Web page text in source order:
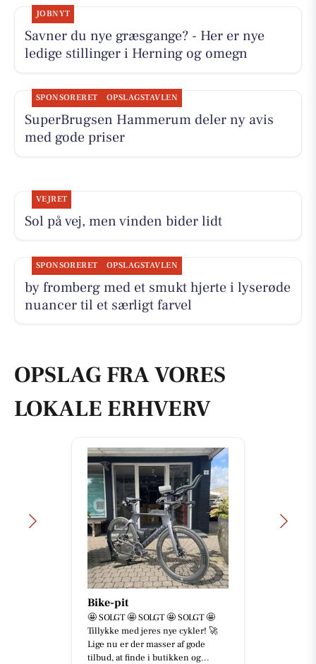
JOBNYT
Savner du nye græsgange? - Her er nye
ledige stillinger i Herning og omegn
SPONSORERET OPSLAGSTAVLEN
SuperBrugsen Hammerum deler ny avis
med gode priser
VEJRET
Sol på vej, men vinden bider lidt
SPONSORERET OPSLAGSTAVLEN
by fromberg med et smukt hjerte i lyserøde
nuancer til et særligt farvel
OPSLAG FRA VORES
LOKALE ERHVERV
Bike-pit
🤩 SOLGT 🤩 SOLGT 🤩 SOLGT 🤩
Tillykke med jeres nye cykler! 🚀
Lige nu er der masser af gode
tilbud, at finde i butikken og...